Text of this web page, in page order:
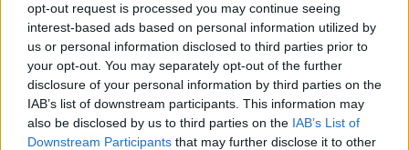
opt-out request is processed you may continue seeing
interest-based ads based on personal information utilized by
us or personal information disclosed to third parties prior to
your opt-out. You may separately opt-out of the further
disclosure of your personal information by third parties on the
IAB’s list of downstream participants. This information may
also be disclosed by us to third parties on the IAB’s List of
Downstream Participants that may further disclose it to other
Essen angebrannt – was tun?
Über angebranntes Essen sollte man sich nicht ärgern,
das ist wohl j... » mehr
Eischnee fällt zusammen – was tun?
Wird Eischnee nach der Zubereitung nicht schnell weiter
verarbeitet, f... » mehr